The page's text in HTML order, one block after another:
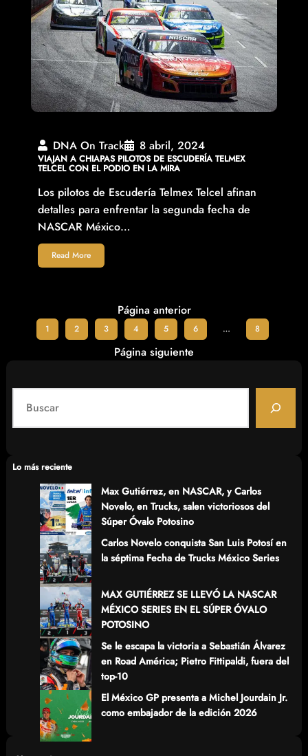
DNA On Track 8 abril, 2024
VIAJAN A CHIAPAS PILOTOS DE ESCUDERÍA TELMEX
TELCEL CON EL PODIO EN LA MIRA
Los pilotos de Escudería Telmex Telcel afinan
detalles para enfrentar la segunda fecha de
NASCAR México…
Read More
Página anterior
1 2 3 4 5 6 … 8
Página siguiente
a
cLo más reciente
Max Gutiérrez, en NASCAR, y Carlos
Novelo, en Trucks, salen victoriosos del
Súper Óvalo Potosino
Carlos Novelo conquista San Luis Potosí en
la séptima Fecha de Trucks México Series
MAX GUTIÉRREZ SE LLEVÓ LA NASCAR
MÉXICO SERIES EN EL SÚPER ÓVALO
POTOSINO
Se le escapa la victoria a Sebastián Álvarez
en Road América; Pietro Fittipaldi, fuera del
top-10
El México GP presenta a Michel Jourdain Jr.
como embajador de la edición 2026